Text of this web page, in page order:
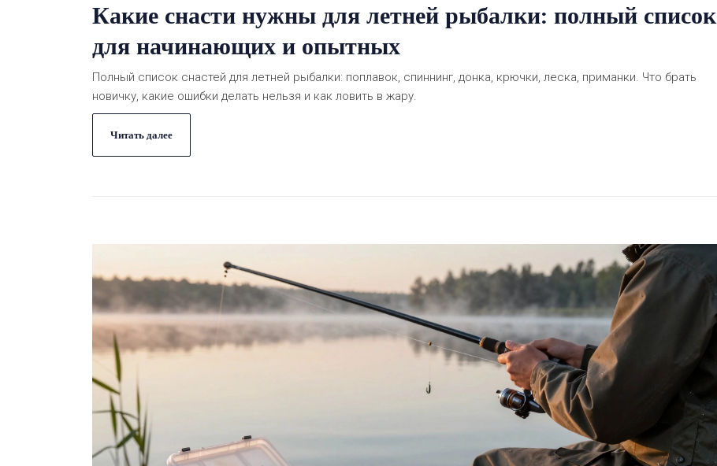
Какие снасти нужны для летней рыбалки: полный список
для начинающих и опытных
Полный список снастей для летней рыбалки: поплавок, спиннинг, донка, крючки, леска, приманки. Что брать
новичку, какие ошибки делать нельзя и как ловить в жару.
Читать далее